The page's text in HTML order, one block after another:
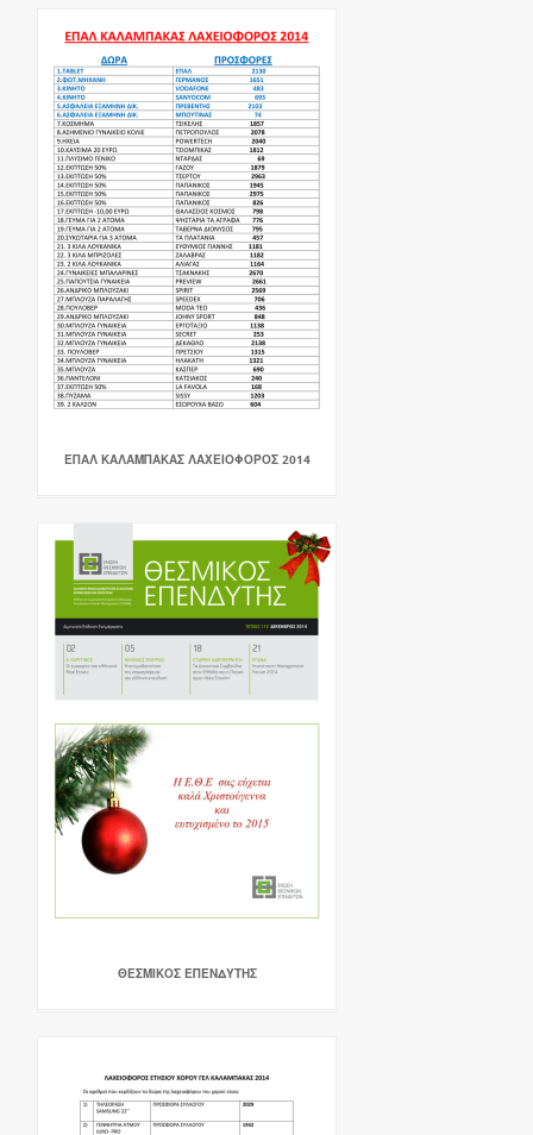
ΕΠΑΛ ΚΑΛΑΜΠΑΚΑΣ ΛΑΧΕΙΟΦΟΡΟΣ 2014
ΘΕΣΜΙΚΟΣ ΕΠΕΝΔΥΤΗΣ